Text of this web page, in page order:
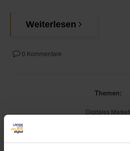
Weiterlesen
0 Kommentare
Themen:
Digitales